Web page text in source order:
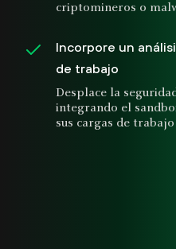
criptomineros o
Incorpore un
de trabajo
Desplace la
integrando el
sus cargas de trabajo